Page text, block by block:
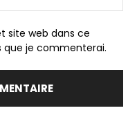
:
site web dans ce
que je commenterai.